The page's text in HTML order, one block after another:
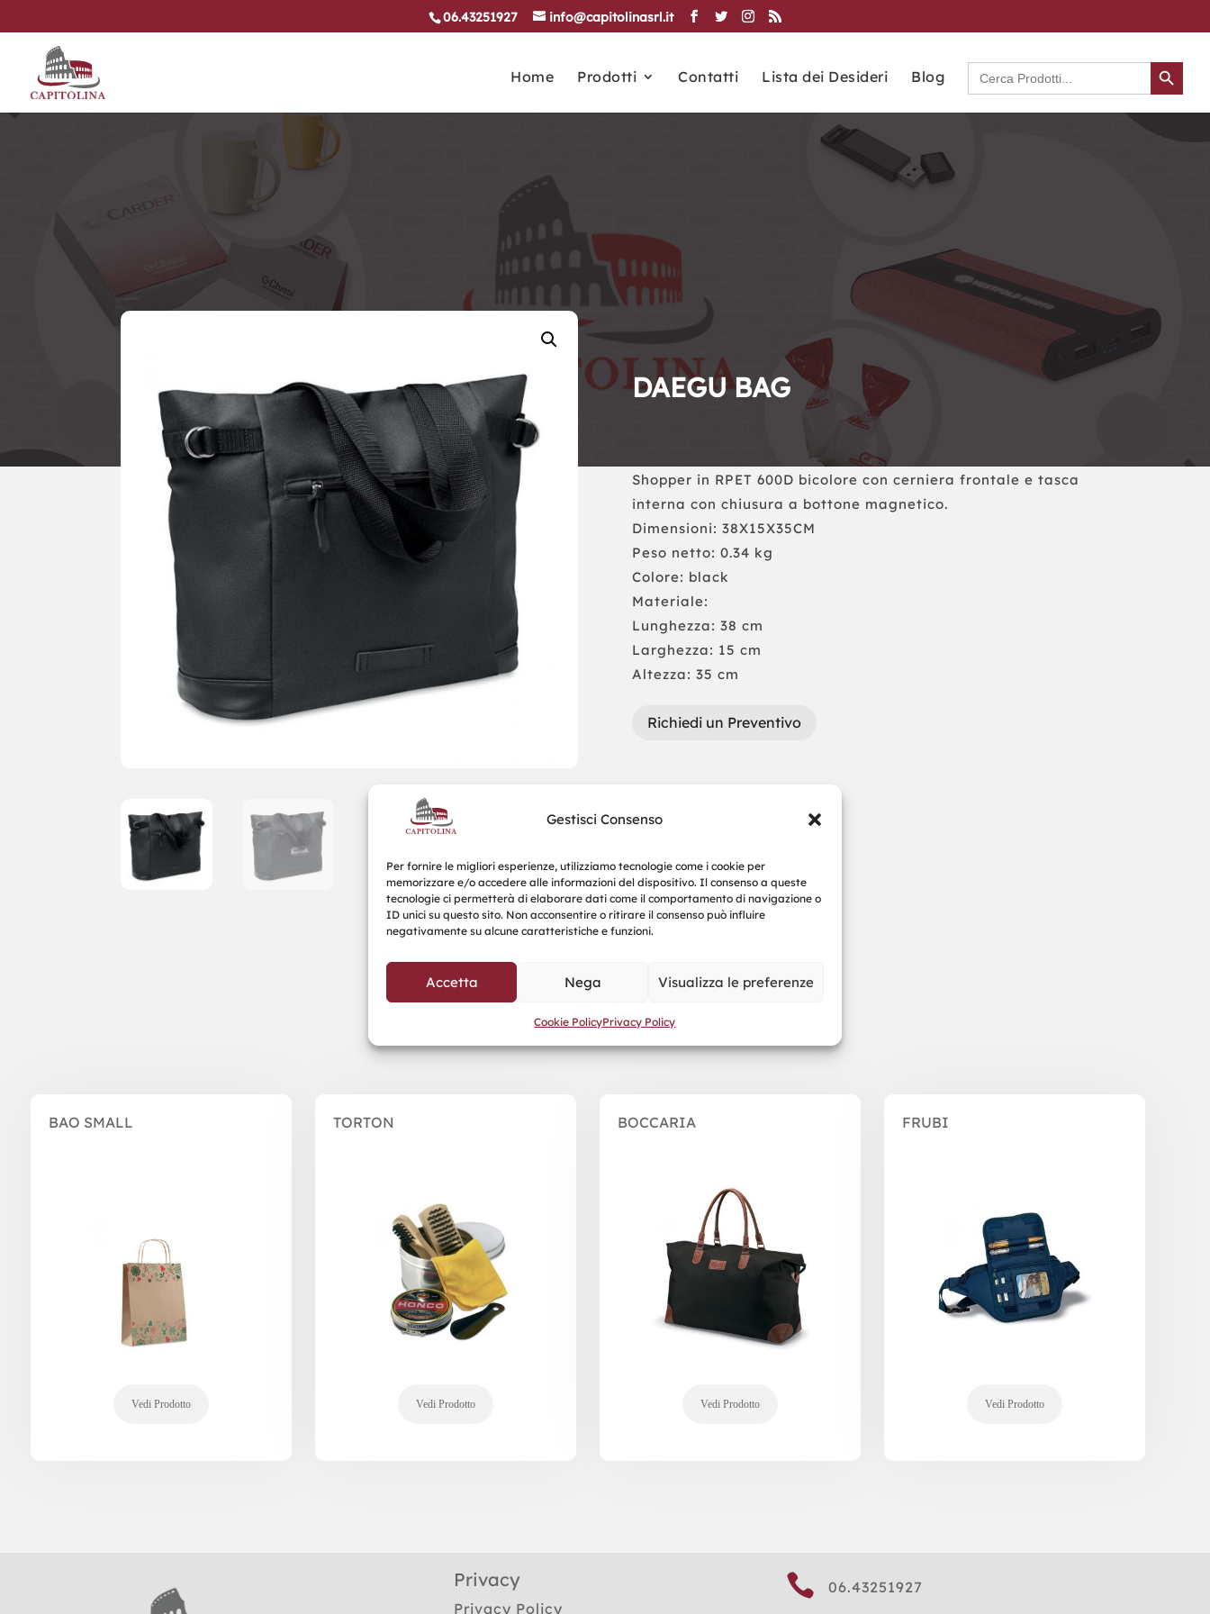
Gestisci Consenso
Per fornire le migliori esperienze, utilizziamo tecnologie come i cookie per
memorizzare e/o accedere alle informazioni del dispositivo. Il consenso a queste
tecnologie ci permetterà di elaborare dati come il comportamento di navigazione o
ID unici su questo sito. Non acconsentire o ritirare il consenso può influire
negativamente su alcune caratteristiche e funzioni.
Accetta Nega Visualizza le preferenze
Cookie PolicyPrivacy Policy
06.43251927 info@capitolinasrl.it
Home Prodotti Contatti Lista dei Desideri Blog Search
for:
Search Button
DAEGU BAG
Shopper in RPET 600D bicolore con cerniera frontale e tasca
interna con chiusura a bottone magnetico.
Dimensioni: 38X15X35CM
Peso netto: 0.34 kg
Colore: black
Materiale:
Lunghezza: 38 cm
Larghezza: 15 cm
Altezza: 35 cm
Richiedi un Preventivo
Prodotti correlati
BAO SMALL TORTON BOCCARIA FRUBI
Privacy
Privacy Policy
 06.43251927